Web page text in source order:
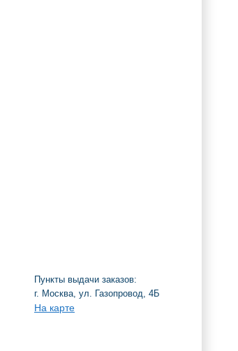
Пункты выдачи заказов:
г. Москва, ул. Газопровод, 4Б
На карте